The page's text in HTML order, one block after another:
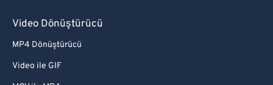
Video Dönüştürücü
MP4 Dönüştürücü
Video ile GIF